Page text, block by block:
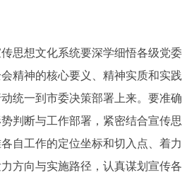
想文化系统要深学细悟各级党委
精神的核心要义、精神实质和实践
统一到市委决策部署上来。要准确
判断与工作部署，紧密结合宣传思
自工作的定位坐标和切入点、着力
方向与实施路径，认真谋划宣传各